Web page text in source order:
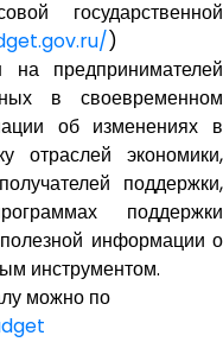
государственной
)
на предпринимателей
в своевременном
об изменениях в
отраслей экономики,
поддержки,
поддержки
информации о
инструментом.
можно по